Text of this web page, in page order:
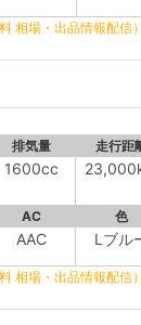
相場・出品情報配信）
排気量 走行距
1600cc
AC 色
AAC Lブル
相場・出品情報配信）